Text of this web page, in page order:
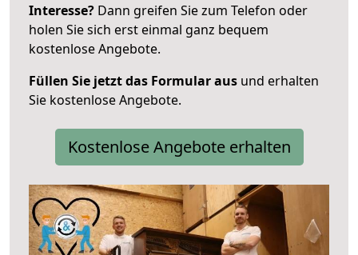
Interesse? Dann greifen Sie zum Telefon oder
holen Sie sich erst einmal ganz bequem
kostenlose Angebote.
Füllen Sie jetzt das Formular aus und erhalten
Sie kostenlose Angebote.
Kostenlose Angebote erhalten